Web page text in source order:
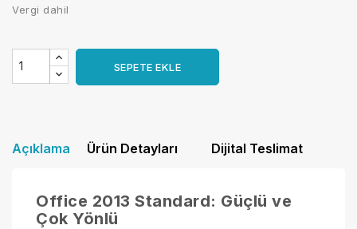
Vergi dahil
SEPETE EKLE
Açıklama Ürün Detayları Dijital Teslimat
Office 2013 Standard: Güçlü ve
Çok Yönlü